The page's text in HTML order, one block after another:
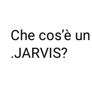
Che cos’è
.JARVIS?